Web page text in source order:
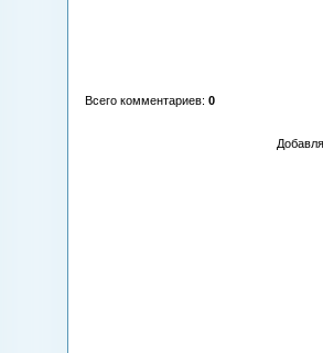
Всего комментариев: 0